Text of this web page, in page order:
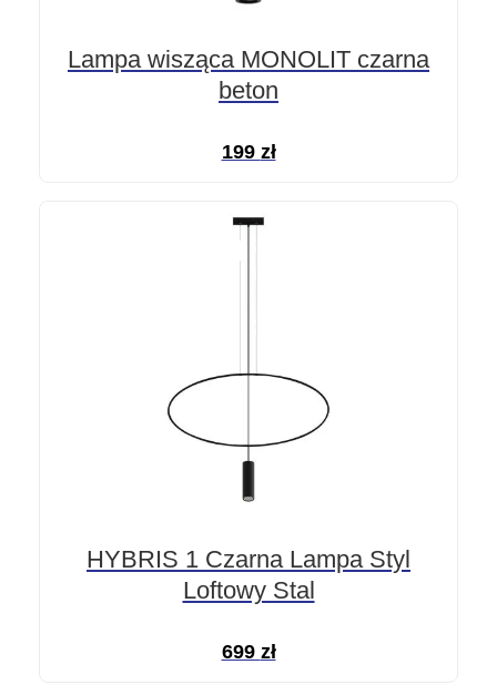
Lampa wisząca MONOLIT czarna
beton
199 zł
HYBRIS 1 Czarna Lampa Styl
Loftowy Stal
699 zł